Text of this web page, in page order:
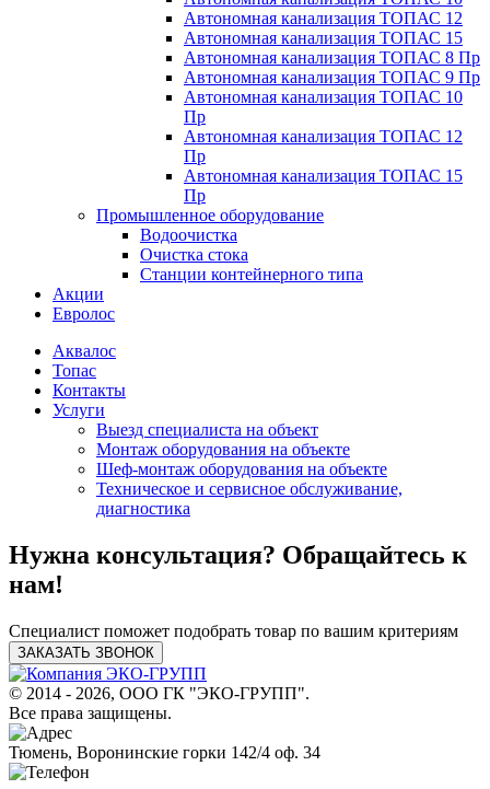
Автономная канализация ТОПАС 12
Автономная канализация ТОПАС 15
Автономная канализация ТОПАС 8 Пр
Автономная канализация ТОПАС 9 Пр
Автономная канализация ТОПАС 10
Пр
Автономная канализация ТОПАС 12
Пр
Автономная канализация ТОПАС 15
Пр
Промышленное оборудование
Водоочистка
Очистка стока
Станции контейнерного типа
Акции
Евролос
Аквалос
Топас
Контакты
Услуги
Выезд специалиста на объект
Монтаж оборудования на объекте
Шеф-монтаж оборудования на объекте
Техническое и сервисное обслуживание,
диагностика
Нужна консультация? Обращайтесь к
нам!
Специалист поможет подобрать товар по вашим критериям
ЗАКАЗАТЬ ЗВОНОК
© 2014 - 2026, ООО ГК "ЭКО-ГРУПП".
Все права защищены.
Тюмень, Воронинские горки 142/4 оф. 34